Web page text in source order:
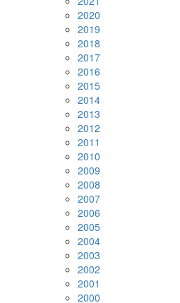
2020
2019
2018
2017
2016
2015
2014
2013
2012
2011
2010
2009
2008
2007
2006
2005
2004
2003
2002
2001
2000